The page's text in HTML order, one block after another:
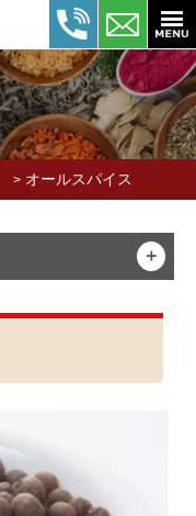
> オールスパイス
＋